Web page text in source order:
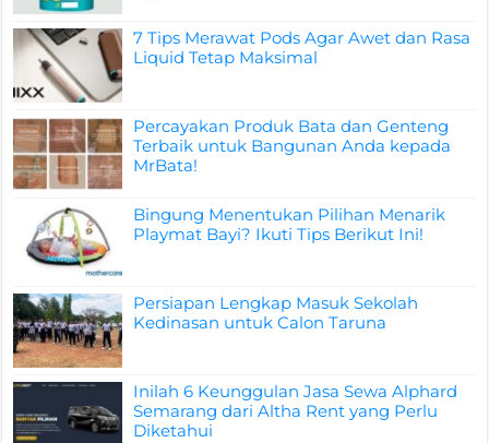
7 Tips Merawat Pods Agar Awet dan Rasa
Liquid Tetap Maksimal
Percayakan Produk Bata dan Genteng
Terbaik untuk Bangunan Anda kepada
MrBata!
Bingung Menentukan Pilihan Menarik
Playmat Bayi? Ikuti Tips Berikut Ini!
Persiapan Lengkap Masuk Sekolah
Kedinasan untuk Calon Taruna
Inilah 6 Keunggulan Jasa Sewa Alphard
Semarang dari Altha Rent yang Perlu
Diketahui